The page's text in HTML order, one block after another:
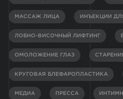
МАССАЖ ЛИЦА ИНЪЕКЦИИ
ЛОБНО-ВИСОЧНЫЙ ЛИФТИНГ
ОМОЛОЖЕНИЕ ГЛАЗ
КРУГОВАЯ БЛЕФАРОПЛАСТИКА
МЕДИА ПРЕССА